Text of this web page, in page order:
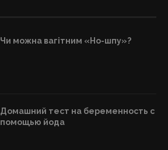
Чи можна вагітним «Но-шпу»?
Домашний тест на беременность с
помощью йода